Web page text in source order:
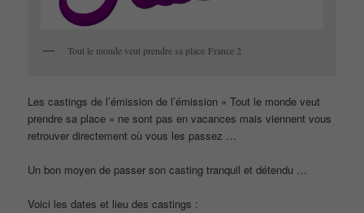
Tout le monde veut prendre sa place France 2
Les castings de l’émission de l’émission « Tout le monde veut
prendre sa place » ne sont pas en vacances mais viennent vous
retrouver directement où vous les passez …
Un bon moyen de passer son casting tranquil et détendu …
Voici les dates et lieu des castings :